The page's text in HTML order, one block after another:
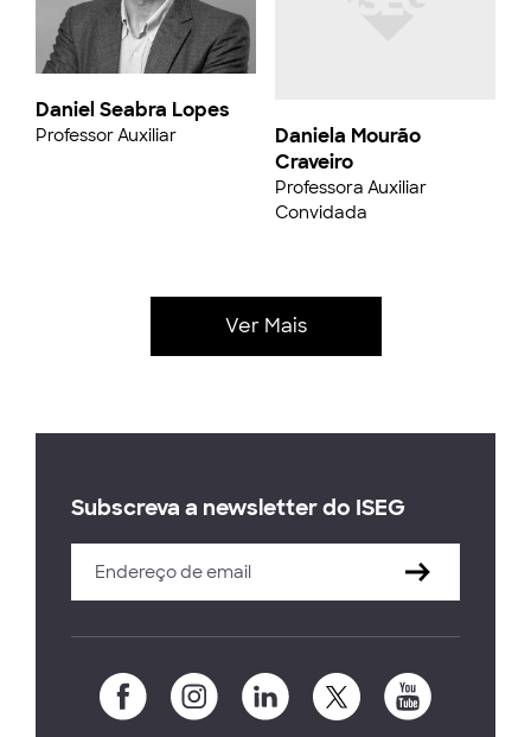
Daniel Seabra Lopes
Professor Auxiliar
Daniela Mourão
Craveiro
Professora Auxiliar
Convidada
Ver Mais
Subscreva a newsletter do ISEG